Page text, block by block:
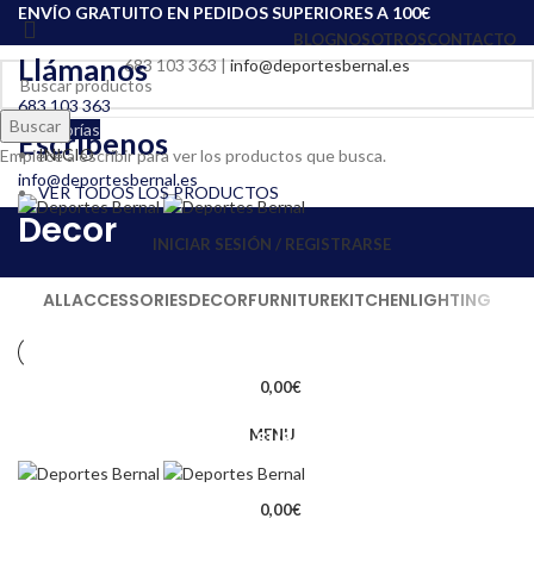
ENVÍO GRATUITO EN PEDIDOS SUPERIORES A 100€
BLOGNOSOTROSCONTACTO
683 103 363|info@deportesbernal.es
Llámanos
683 103 363
Escríbenos
info@deportesbernal.es
INICIAR SESIÓN / REGISTRARSE
0,00€
MENU
0,00€
Categorías
INICIO
VER TODOS LOS PRODUCTOS
Decor
ALLACCESSORIESDECORFURNITUREKITCHENLIGHTING
ET VESTIBULUM QUIS A SUSPENDISSE
Buscar
Empiece a escribir para ver los productos que busca.